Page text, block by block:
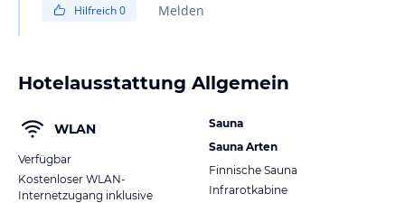
kleine Schlosskater über den Weg läuft.
Liebe Grüße
Hilfreich0 Melden
Hotelausstattung Allgemein
WLAN
Verfügbar
Kostenloser WLAN-
Internetzugang inklusive
Sauna
Sauna Arten
Finnische Sauna
Infrarotkabine